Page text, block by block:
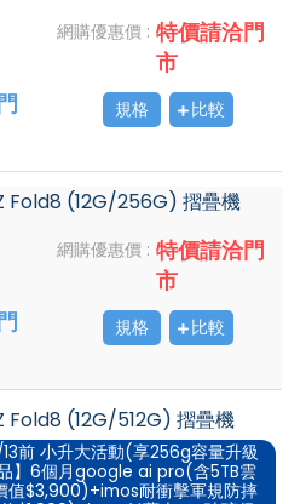
網購優惠價 : 特價請洽門
市
規格 比較
Fold8 (12G/256G) 摺疊機
網購優惠價 : 特價請洽門
市
規格 比較
Fold8 (12G/512G) 摺疊機
13前 小升大活動(享256g容量升級
】6個月google ai pro(含5TB雲
值$3,900)+imos耐衝擊軍規防摔